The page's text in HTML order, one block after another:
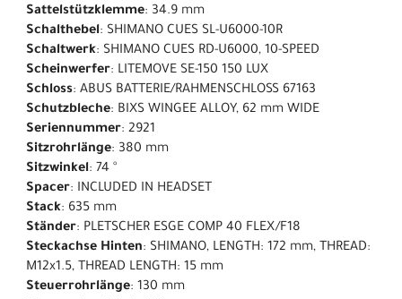
Sattelstützklemme: 34.9 mm
Schalthebel: SHIMANO CUES SL-U6000-10R
Schaltwerk: SHIMANO CUES RD-U6000, 10-SPEED
Scheinwerfer: LITEMOVE SE-150 150 LUX
Schloss: ABUS BATTERIE/RAHMENSCHLOSS 67163
Schutzbleche: BIXS WINGEE ALLOY, 62 mm WIDE
Seriennummer: 2921
Sitzrohrlänge: 380 mm
Sitzwinkel: 74 °
Spacer: INCLUDED IN HEADSET
Stack: 635 mm
Ständer: PLETSCHER ESGE COMP 40 FLEX/F18
Steckachse Hinten: SHIMANO, LENGTH: 172 mm, THREAD:
M12x1.5, THREAD LENGTH: 15 mm
Steuerrohrlänge: 130 mm